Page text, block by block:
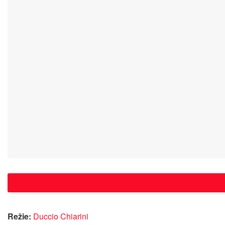
Režie: Duccio Chiarini